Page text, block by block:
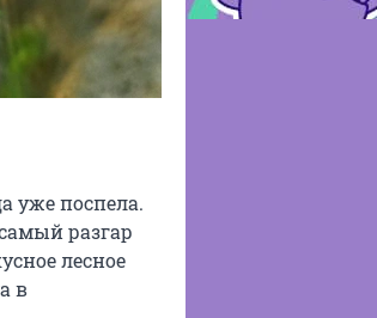
уже поспела.
разгар
лесное
в